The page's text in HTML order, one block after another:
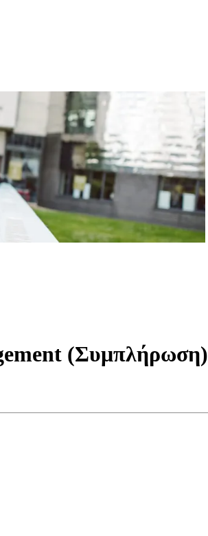
(Συμπλήρωση)